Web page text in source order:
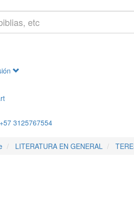
+57 3125767554
LITERATURA EN GENERAL